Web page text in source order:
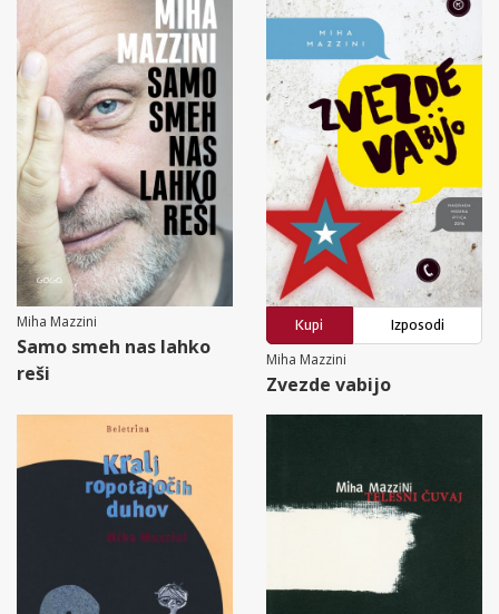
Miha Mazzini
Samo smeh nas lahko
reši
Kupi
Izposodi
Miha Mazzini
Zvezde vabijo